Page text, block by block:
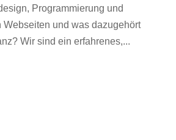
Programmierung und
Webseiten und was dazugehört
Wir sind ein erfahrenes,...